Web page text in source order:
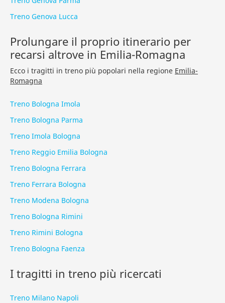
Treno Genova Lucca
Prolungare il proprio itinerario per
recarsi altrove in Emilia-Romagna
Ecco i tragitti in treno più popolari nella regione Emilia-
Romagna
Treno Bologna Imola
Treno Bologna Parma
Treno Imola Bologna
Treno Reggio Emilia Bologna
Treno Bologna Ferrara
Treno Ferrara Bologna
Treno Modena Bologna
Treno Bologna Rimini
Treno Rimini Bologna
Treno Bologna Faenza
I tragitti in treno più ricercati
Treno Milano Napoli